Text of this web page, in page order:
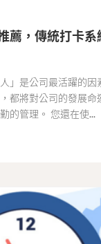
薦，傳統打卡系
」是公司最活躍的因
都將對公司的發展
的管理。 您還在使...